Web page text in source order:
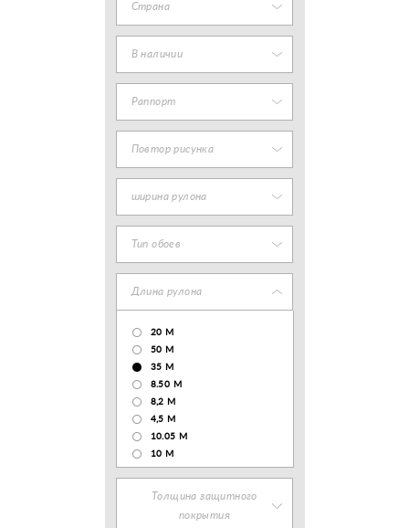
Страна
В наличии
Раппорт
Повтор рисунка
ширина рулона
Тип обоев
Длина рулона
20 М
50 М
35 М
8.50 М
8,2 М
4,5 М
10.05 М
10 М
Толщина защитного
покрытия